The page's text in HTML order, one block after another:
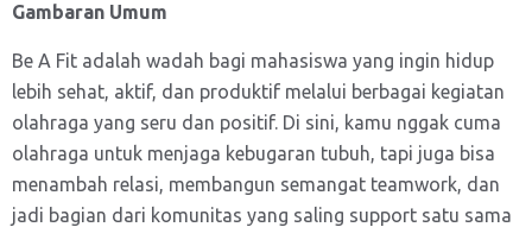
Gambaran Umum
Be A Fit adalah wadah bagi mahasiswa yang ingin hidup
lebih sehat, aktif, dan produktif melalui berbagai kegiatan
olahraga yang seru dan positif. Di sini, kamu nggak cuma
olahraga untuk menjaga kebugaran tubuh, tapi juga bisa
menambah relasi, membangun semangat teamwork, dan
jadi bagian dari komunitas yang saling support satu sama